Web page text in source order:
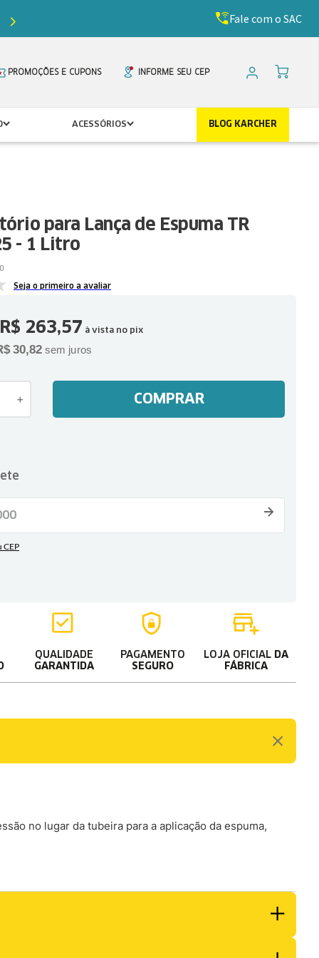
de desconto com o cupomFale com o SAC
PROMOÇÕES E CUPONS INFORME SEU CEP
ACESSÓRIOS BLOG KARCHER
para Lança de Espuma TR
- 1 Litro
Seja o primeiro a avaliar
263,57 à vista no pix
30,82 sem juros
＋ COMPRAR
QUALIDADE
GARANTIDA
PAGAMENTO
SEGURO
LOJA OFICIAL DA
FÁBRICA
no lugar da tubeira para a aplicação da espuma,